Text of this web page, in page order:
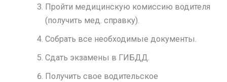
Пройти медицинскую комиссию водителя
(получить мед. справку).
Собрать все необходимые документы.
Сдать экзамены в ГИБДД.
Получить свое водительское